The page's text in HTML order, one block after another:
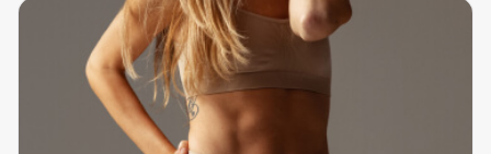
Ahora tienes un 10% de descuento al realizarte cualquier tratamiento de
Centro Dermatológico Láser Piel y Belleza. Consigue esta gran oportunidad
solicitando la promoción, a tu alcance en un par de clics : ¡ahorrar nunca ha
sido tan fácil y rápido!